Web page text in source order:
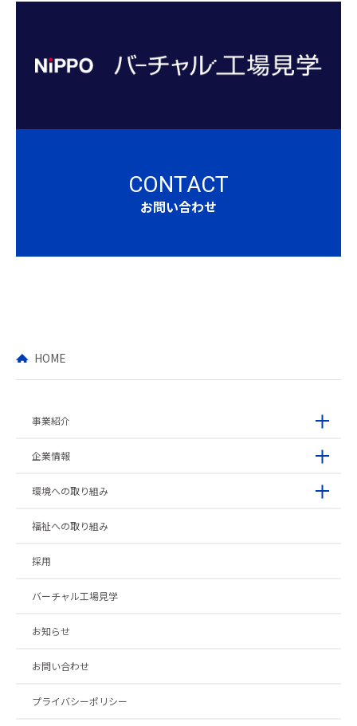
CONTACT
お問い合わせ
HOME
事業紹介
企業情報
環境への取り組み
福祉への取り組み
採用
バーチャル工場見学
お知らせ
お問い合わせ
プライバシーポリシー